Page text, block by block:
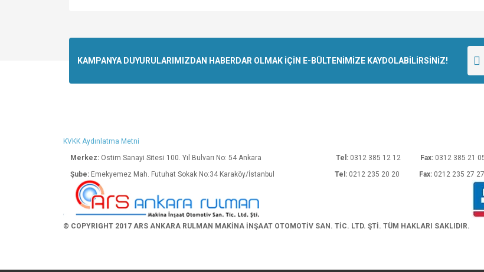
Ürün resmi kalitesiz, bozuk veya görüntülenemiyor.
KAMPANYA DUYURULARIMIZDAN HABERDAR OLMAK İÇİN E-BÜLTENİMİZE KAYDOLABİLİRSİNİZ!
KVKK Aydınlatma Metni
Merkez: Ostim Sanayi Sitesi 100. Yıl Bulvarı No: 54 Ankara Tel: 0312 385 12 12 Fax: 0312
Şube: Emekyemez Mah. Futuhat Sokak No:34 Karaköy/İstanbul Tel: 0212 235 20 20 Fax: 0212
© COPYRIGHT 2017 ARS ANKARA RULMAN MAKİNA İNŞAAT OTOMOTİV SAN. TİC. LTD. ŞTİ. TÜM HAKLARI SAKLIDIR.